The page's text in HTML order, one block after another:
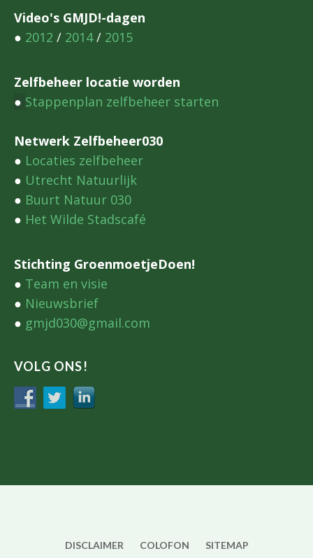
Video's GMJD!-dagen
● 2012 / 2014/ 2015
Zelfbeheer locatie worden
● Stappenplan zelfbeheer starten
Netwerk Zelfbeheer030
● Locaties zelfbeheer
● Utrecht Natuurlijk
● Buurt Natuur 030
● Het Wilde Stadscafé
Stichting GroenmoetjeDoen!
● Team en visie
● Nieuwsbrief
● gmjd030@gmail.com
VOLG ONS!
DISCLAIMER COLOFON SITEMAP